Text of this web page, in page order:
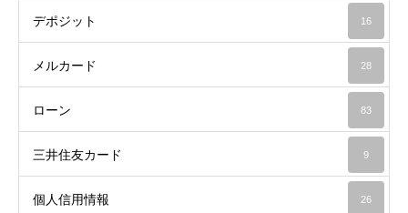
デポジット 16
メルカード 28
ローン 83
三井住友カード 9
個人信用情報 26